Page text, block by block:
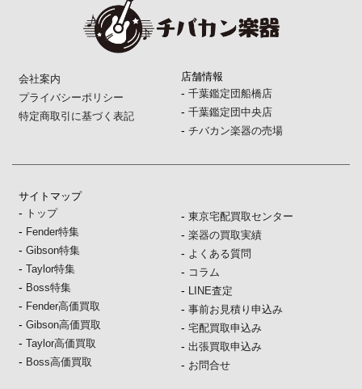
会社案内
プライバシーポリシー
特定商取引に基づく表記
店舗情報
- 千葉鑑定団船橋店
- 千葉鑑定団中央店
- チバカン楽器の売場
サイトマップ
- トップ
- Fender特集
-Gibson特集
-Taylor特集
- Boss特集
- Fender高価買取
-Gibson高価買取
-Taylor高価買取
- Boss高価買取
- 東京宅配買取センター
- 楽器の買取実績
- よくある質問
- コラム
- LINE査定
- 事前お見積り申込み
- 宅配買取申込み
- 出張買取申込み
- お問合せ